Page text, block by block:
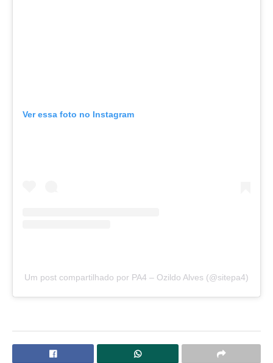
Ver essa foto no Instagram
Um post compartilhado por PA4 – Ozildo Alves (@sitepa4)